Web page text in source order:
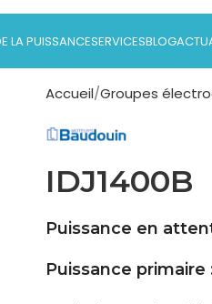
LA PUISSANCESERVICESBLOG
Accueil Groupes
IDJ1400B
Puissance en
Puissance primaire